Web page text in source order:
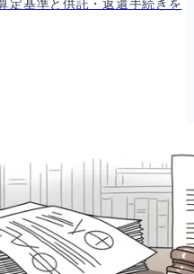
318
定基準と供託・返還手続きを